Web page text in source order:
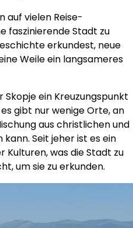
auf vielen Reise-
faszinierende Stadt zu
erkundest, neue
Weile ein langsameres
ein Kreuzungspunkt
gibt nur wenige Orte, an
aus christlichen und
kann. Seit jeher ist es ein
was die Stadt zu
um sie zu erkunden.